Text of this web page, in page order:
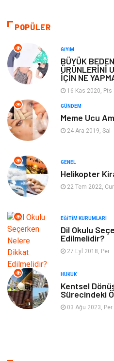
Alışveriş
Otomotiv
Eğitim Kurumları
Güzellik
Bahçe Ev
Finans & Ekonomi
Plastik
Tekstil
Hizmet
İnternet
POPÜLER
GIYIM
BÜYÜK
ÜRÜNLERİNİ
İÇİN NE
16 Kas 2020, Pts
GÜNDEM
Meme Ucu
24 Ara 2019, Sal
GENEL
Helikopter
22 Tem 2022,
EĞITIM KURUMLARI
Dil Okulu
Edilmelidir?
27 Eyl 2018, Per
HUKUK
Kentsel
Sürecindeki
03 Ağu 2023, Per